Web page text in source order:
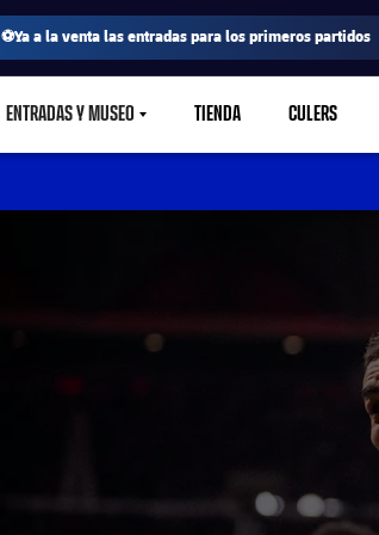
⚽Ya a la venta las entradas para los primeros partidos
ENTRADAS Y MUSEOLABEL.SHARE.CARETDOWN
TIENDA CULERS